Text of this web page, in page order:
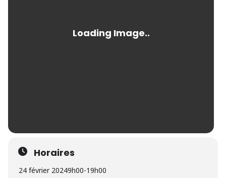
Horaires
24 février 20249h00-19h00